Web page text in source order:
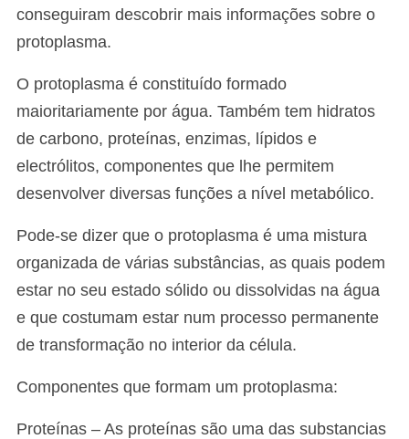
conseguiram descobrir mais informações sobre o
protoplasma.
O protoplasma é constituído formado
maioritariamente por água. Também tem hidratos
de carbono, proteínas, enzimas, lípidos e
electrólitos, componentes que lhe permitem
desenvolver diversas funções a nível metabólico.
Pode-se dizer que o protoplasma é uma mistura
organizada de várias substâncias, as quais podem
estar no seu estado sólido ou dissolvidas na água
e que costumam estar num processo permanente
de transformação no interior da célula.
Componentes que formam um protoplasma:
Proteínas – As proteínas são uma das substancias